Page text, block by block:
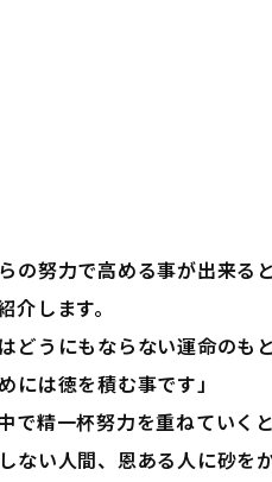
努力で高める事が出来る
します。
どうにもならない運命の
には徳を積む事です」
精一杯努力を重ねていく
ない人間、恩ある人に砂を